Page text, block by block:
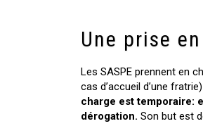
Une prise
Les SASPE prennent en
cas d’accueil d’une
charge est temporaire:
dérogation. Son but est